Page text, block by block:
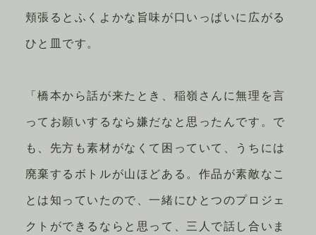
頬張るとふくよかな旨味が口いっぱいに広がる
ひと皿です。
「橋本から話が来たとき、稲嶺さんに無理を言
ってお願いするなら嫌だなと思ったんです。で
も、先方も素材がなくて困っていて、うちには
廃棄するボトルが山ほどある。作品が素敵なこ
とは知っていたので、一緒にひとつのプロジェ
クトができるならと思って、三人で話し合いま